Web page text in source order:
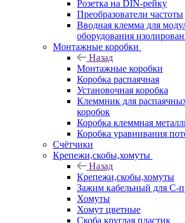
Розетка на DIN-рейку
Преобразователи частоты
Вводная клемма для
оборудования
Монтажные коробки
Назад
Монтажные коробки
Коробка распаячная
Установочная коробка
Клеммник для
коробок
Коробка клеммная
Коробка уравнивания
Счётчики
Крепежи,скобы,хомуты
Назад
Крепежи,скобы,хомуты
Зажим кабельный для С-
Хомуты
Хомут цветные
Скоба круглая пластик